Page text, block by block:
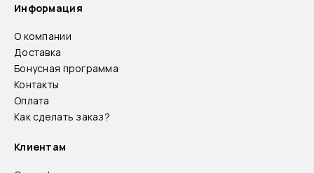
Информация
О компании
Доставка
Бонусная программа
Контакты
Оплата
Как сделать заказ?
Клиентам